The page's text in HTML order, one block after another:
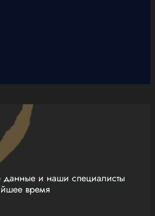
данные и наши специалисты
время